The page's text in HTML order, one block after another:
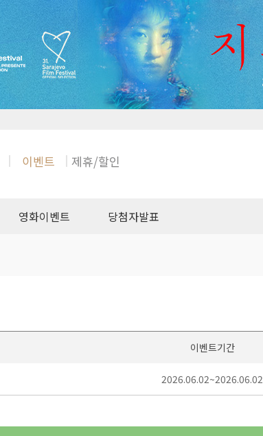
이벤트
영화이벤트 당첨자발표
제휴/할인
이벤트기간
2026.06.02~2026.06.02